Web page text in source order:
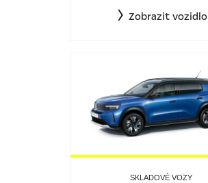
Zobrazit vozidlo
SKLADOVÉ VOZY